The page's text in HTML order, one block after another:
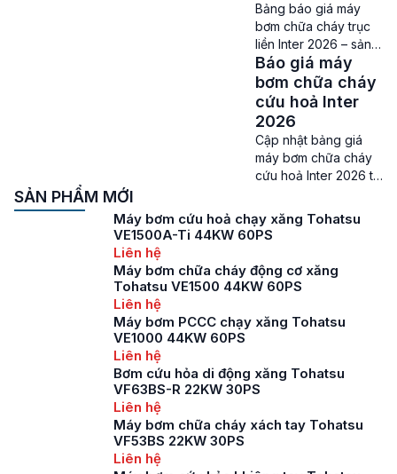
Bảng báo giá máy
bơm chữa cháy trục
liền Inter 2026 – sản
phẩm chất lượng cao
của Việt Nam Giá máy
bơm chữa cháy trục
liền Inter – Có không
ít các thương hiệu sản
xuất máy bơm chữa
cháy trên thị trường
hiện nay, thế nhưng
Inter vẫn luôn […]
Báo giá máy
bơm chữa cháy
cứu hoả Inter
2026
Cập nhật bảng giá
máy bơm chữa cháy
cứu hoả Inter 2026 tại
máy bơm chữa cháy
cứu hoả Inter – Máy
hoả là một trong
những thiết bị quan
dụng ngày càng phổ
chuyên dụng […]
SẢN PHẨM MỚI
Máy bơm cứu hoả chạy xăng Tohatsu
VE1500A-Ti 44KW 60PS
Liên hệ
Máy bơm chữa cháy động cơ xăng
Tohatsu VE1500 44KW 60PS
Liên hệ
Máy bơm PCCC chạy xăng Tohatsu
VE1000 44KW 60PS
Liên hệ
Bơm cứu hỏa di động xăng Tohatsu
VF63BS-R 22KW 30PS
Liên hệ
Máy bơm chữa cháy xách tay Tohatsu
VF53BS 22KW 30PS
Liên hệ